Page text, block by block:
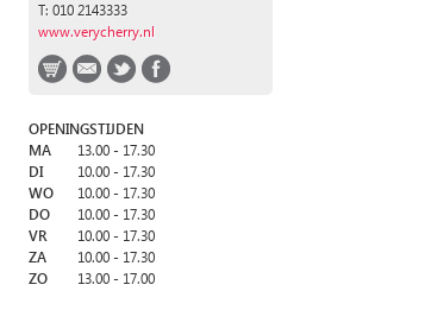
T: 010 2143333
www.verycherry.nl
OPENINGSTIJDEN
MA
13.00 - 17.30
DI
10.00 - 17.30
WO
10.00 - 17.30
DO
10.00 - 17.30
VR
10.00 - 17.30
ZA
10.00 - 17.30
ZO
13.00 - 17.00